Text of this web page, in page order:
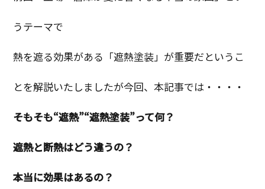
うテーマで
熱を遮る効果がある「遮熱塗装」が重要だというこ
とを解説いたしましたが今回、本記事では・・・・
そもそも“遮熱”“遮熱塗装”って何？
遮熱と断熱はどう違うの？
本当に効果はあるの？